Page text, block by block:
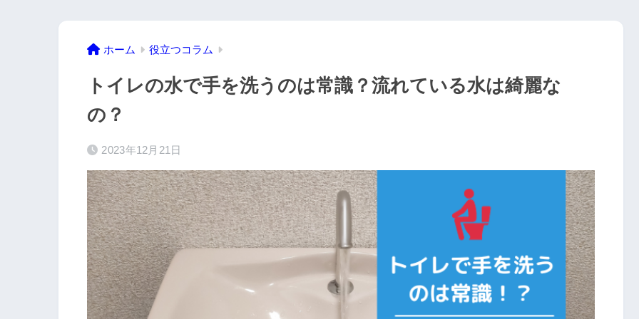
ホーム 役立つコラム
トイレの水で手を洗うのは常識？流れている水は綺麗な
の？
2023年12月21日